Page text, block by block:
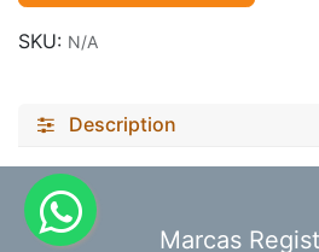
SKU: N/A
Description
​Marcas